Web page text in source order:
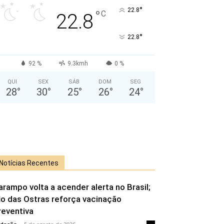
22.8 °C 22.8°
22.8°
92 % 9.3kmh 0 %
QUI
28°
SEX
30°
SÁB
25°
DOM
26°
SEG
24°
Notícias Recentes
volta a acender alerta no Brasil;
das Ostras reforça vacinação